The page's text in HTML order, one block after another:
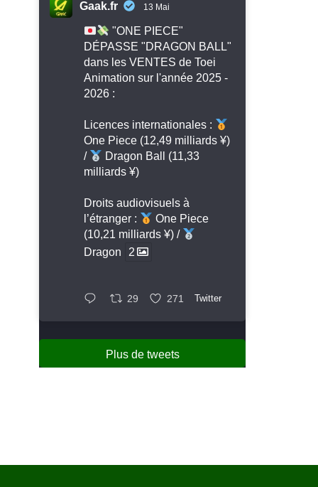
Gaak.fr 13 Mai
"ONE PIECE"
DÉPASSE "DRAGON BALL"
dans les VENTES de Toei
Animation sur l'année 2025 -
2026 :
Licences internationales :
One Piece (12,49 milliards ¥)
/
Dragon Ball (11,33
milliards ¥)
Droits audiovisuels à
l’étranger :
One Piece
(10,21 milliards ¥) /
Dragon
2
29 271 Twitter
Plus de tweets